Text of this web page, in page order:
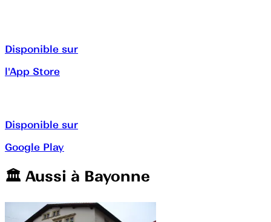
Disponible sur
l'App Store
Disponible sur
Google Play
🏛️️ Aussi à Bayonne